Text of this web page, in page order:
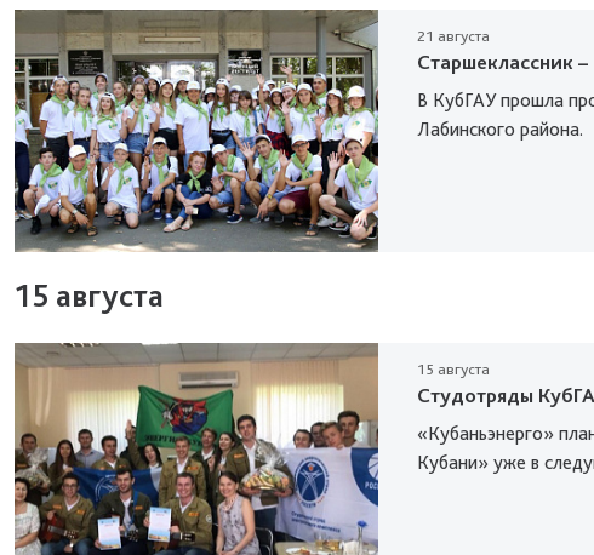
21 августа
Старшеклассник
В КубГАУ прошла
Лабинского района.
15 августа
15 августа
Студотряды
«Кубаньэнерго»
Кубани» уже в